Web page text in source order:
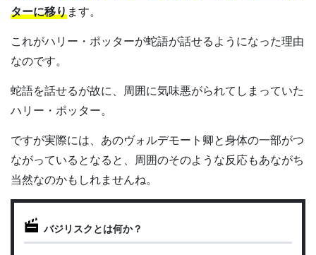
ターに移ります。
これがハリー・ポッターが蛇語が話せるようになった理由
なのです。
蛇語を話せるが故に、周囲に気味悪がられてしまっていた
ハリー・ポッター。
ですが実際には、あのヴォルデモート卿と身体の一部がつ
ながっているとなると、周囲のそのような反応もあながち
当然なのかもしれませんね。
バジリスクとは何か？